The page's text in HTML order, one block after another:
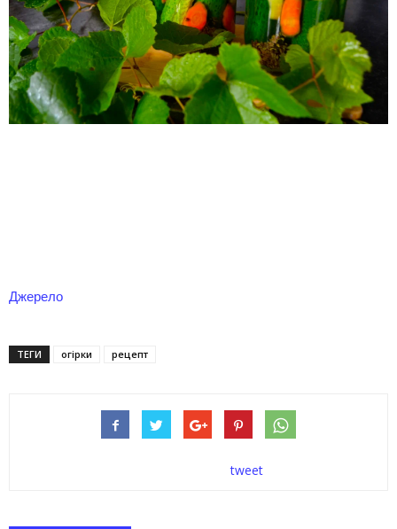
Джерело
ТЕГИ огірки рецепт
tweet